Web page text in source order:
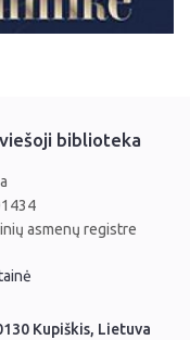
biblioteka
asmenų registre
Kupiškis, Lietuva